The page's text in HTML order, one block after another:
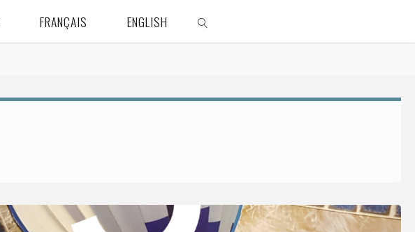
FRANÇAIS ENGLISH